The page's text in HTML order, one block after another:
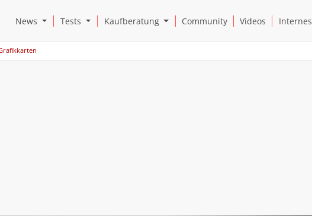
News Open News Submenu
Tests Open Tests Submenu
Kaufberatung Open Kaufberatung Submenu
Community Videos Internes